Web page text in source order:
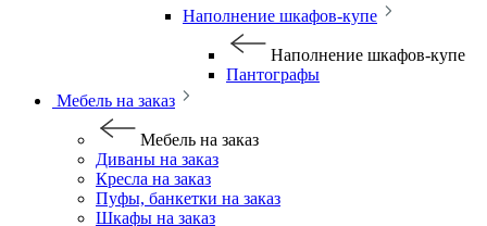
Наполнение шкафов-купе
Наполнение шкафов-купе
Пантографы
Мебель на заказ
Мебель на заказ
Диваны на заказ
Кресла на заказ
Пуфы, банкетки на заказ
Шкафы на заказ